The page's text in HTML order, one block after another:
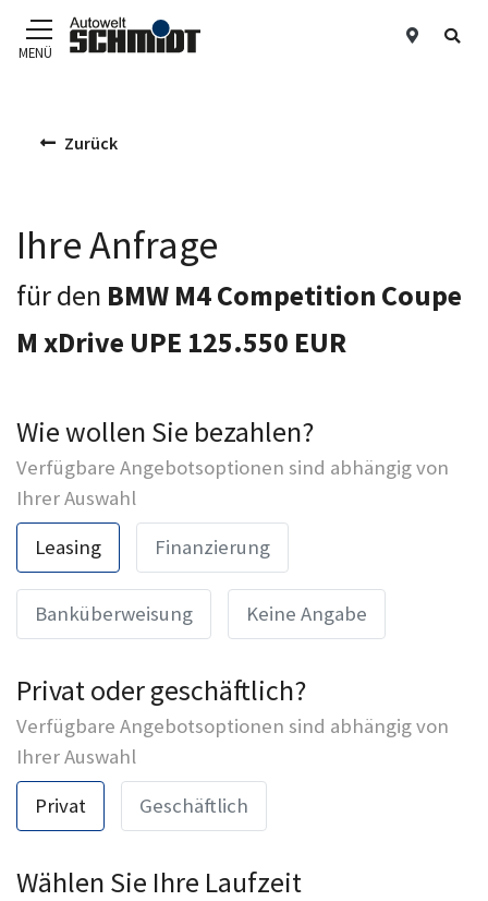
MENÜ
Zurück
Ihre Anfrage
für den BMW M4 Competition Coupe
M xDrive UPE 125.550 EUR
Wie wollen Sie bezahlen?
Verfügbare Angebotsoptionen sind abhängig von
Ihrer Auswahl
Leasing
Finanzierung
Banküberweisung Keine Angabe
Privat oder geschäftlich?
Verfügbare Angebotsoptionen sind abhängig von
Ihrer Auswahl
Privat
Geschäftlich
Wählen Sie Ihre Laufzeit